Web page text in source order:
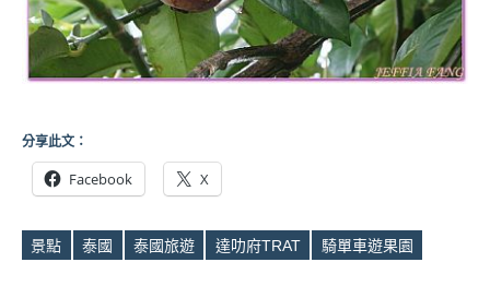
分享此文：
Facebook X
Tags
景點 泰國 泰國旅遊 達叻府TRAT 騎單車遊果園